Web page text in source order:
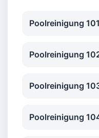
Poolreinigung
Poolreinigung
Poolreinigung
Poolreinigung